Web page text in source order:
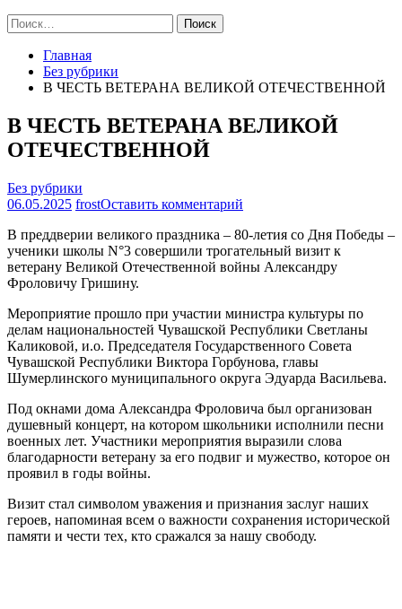
Найти:
Главная
Без рубрики
В ЧЕСТЬ ВЕТЕРАНА ВЕЛИКОЙ ОТЕЧЕСТВЕННОЙ
В ЧЕСТЬ ВЕТЕРАНА ВЕЛИКОЙ
ОТЕЧЕСТВЕННОЙ
Без рубрики
06.05.2025 frostОставить комментарий
ЧЕСТЬ
ВЕТЕРАНА
ВЕЛИКОЙ
В преддверии великого праздника – 80-летия со Дня Победы –
ученики школы N°3 совершили трогательный визит к
ветерану Великой Отечественной войны Александру
Фроловичу Гришину.
Мероприятие прошло при участии министра культуры по
делам национальностей Чувашской Республики Светланы
Каликовой, и.о. Председателя Государственного Совета
Чувашской Республики Виктора Горбунова, главы
Шумерлинского муниципального округа Эдуарда Васильева.
Под окнами дома Александра Фроловича был организован
душевный концерт, на котором школьники исполнили песни
военных лет. Участники мероприятия выразили слова
благодарности ветерану за его подвиг и мужество, которое он
проявил в годы войны.
Визит стал символом уважения и признания заслуг наших
героев, напоминая всем о важности сохранения исторической
памяти и чести тех, кто сражался за нашу свободу.